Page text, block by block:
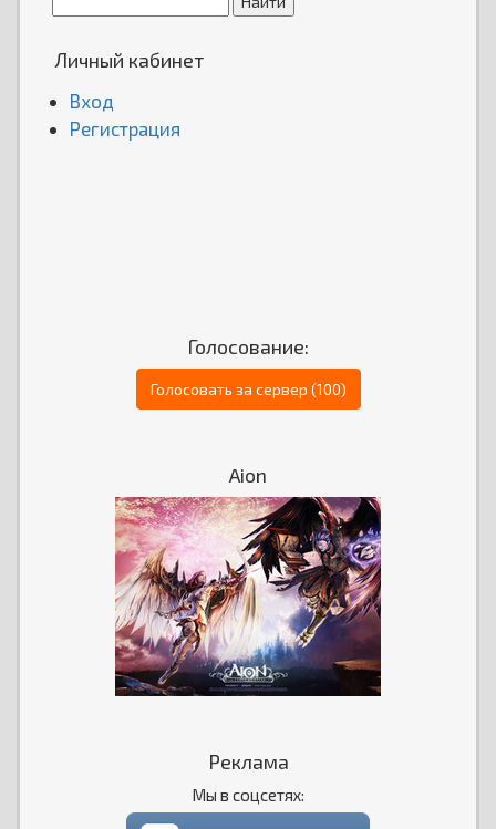
Личный кабинет
Вход
Регистрация
Голосование:
Голосовать за сервер (100)
Aion
Реклама
Мы в соцсетях: